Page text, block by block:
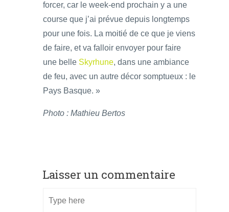
forcer, car le week-end prochain y a une
course que j’ai prévue depuis longtemps
pour une fois. La moitié de ce que je viens
de faire, et va falloir envoyer pour faire
une belle Skyrhune, dans une ambiance
de feu, avec un autre décor somptueux : le
Pays Basque. »
Photo : Mathieu Bertos
Laisser un commentaire